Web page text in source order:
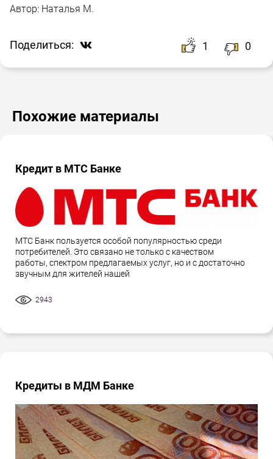
Автор: Наталья М.
Поделиться: 1 0
Похожие материалы
Кредит в МТС Банке
МТС Банк пользуется особой популярностью среди
потребителей. Это связано не только с качеством
работы, спектром предлагаемых услуг, но и с достаточно
звучным для жителей нашей
2943
Кредиты в МДМ Банке